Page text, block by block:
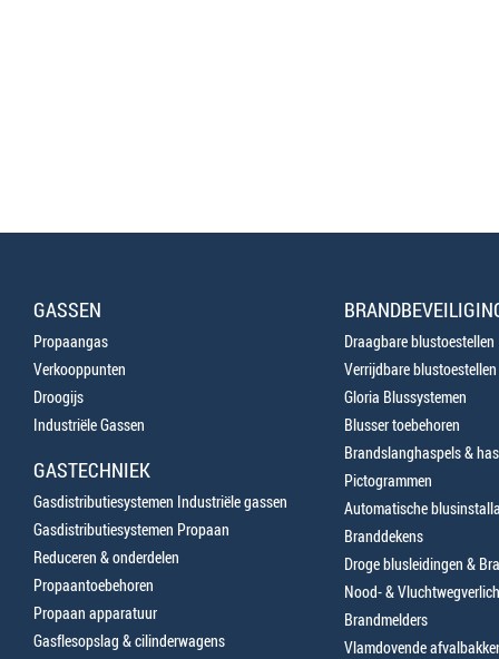
GASSEN
Propaangas
Verkooppunten
Droogijs
Industriële Gassen
GASTECHNIEK
Gasdistributiesystemen Industriële gassen
Gasdistributiesystemen Propaan
Reduceren & onderdelen
Propaantoebehoren
Propaan apparatuur
Gasflesopslag & cilinderwagens
Draagbare blustoestellen
Verrijdbare blustoestellen
Gloria Blussystemen
Blusser toebehoren
Brandslanghaspels &
Pictogrammen
Automatische
Branddekens
Droge blusleidingen &
Nood- &
Brandmelders
Vlamdovende